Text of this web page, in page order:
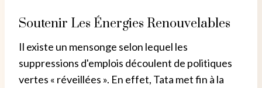
Soutenir Les Énergies Renouvelables
Il existe un mensonge selon lequel les
suppressions d'emplois découlent de politiques
vertes « réveillées ». En effet, Tata met fin à la